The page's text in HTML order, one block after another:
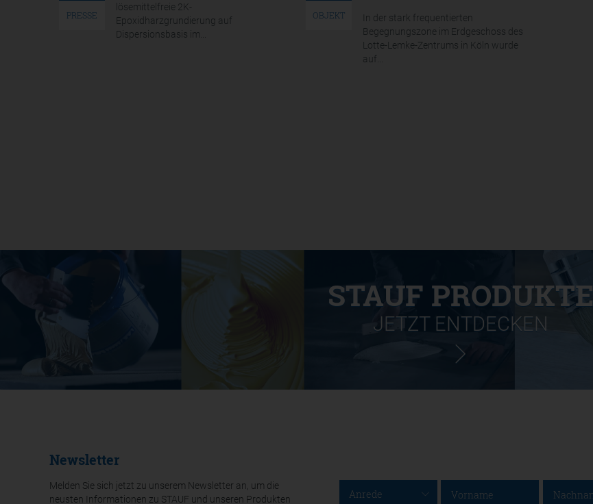
PRESSE
lösemittelfreie 2K-
Epoxidharzgrundierung auf
Dispersionsbasis im...
OBJEKT
In der stark frequentierten
Begegnungszone im Erdgeschoss des
Lotte-Lemke-Zentrums in Köln wurde
auf...
STAUF PRODUKTE
JETZT ENTDECKEN
Newsletter
Melden Sie sich jetzt zu unserem Newsletter an, um die
neusten Informationen zu STAUF und unseren Produkten
Anrede